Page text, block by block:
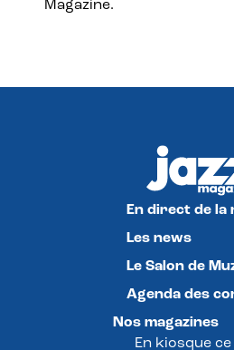
Magazine.
En direct de
Les news
Le Salon de
Agenda des
Nos magazines
En kiosque